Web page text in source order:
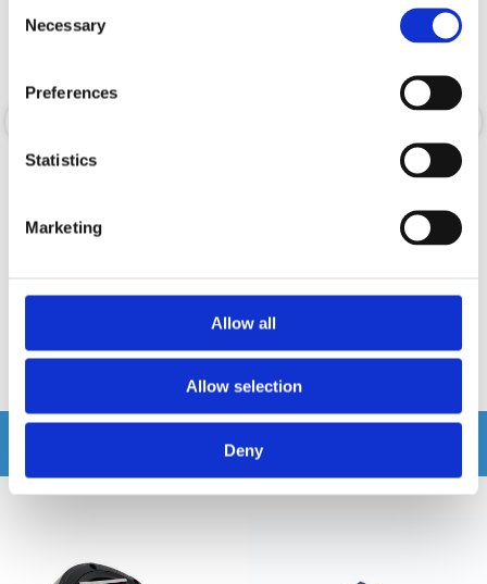
Selection
Necessary
Preferences
Statistics
Marketing
Allow all
Allow selection
Deny
CerwinVega SM10F4
10" marin koaxial högtalare.
/paket
Köp
Cerwin-Vega SM69F4
2-vägs högtalare 6x9" Marin
Köp